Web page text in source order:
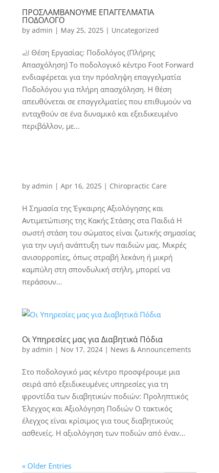
ΠΡΟΣΛΑΜΒΑΝΟΥΜΕ ΕΠΑΓΓΕΛΜΑΤΙΑ
ΠΟΔΟΛΟΓΟ
by admin | May 25, 2025| Uncategorized
🦶 Θέση Εργασίας: Ποδολόγος (Πλήρης
Απασχόληση) Το ποδολογικό κέντρο Foot Forward
ενδιαφέρεται για την πρόσληψη επαγγελματία
Ποδολόγου για πλήρη απασχόληση. Η θέση
απευθύνεται σε επαγγελματίες που επιθυμούν να
ενταχθούν σε ένα δυναμικό και εξειδικευμένο
περιβάλλον, με...
by admin | Apr 16, 2025| Chiropractic Care
Η Σημασία της Έγκαιρης Αξιολόγησης και
Αντιμετώπισης της Κακής Στάσης στα Παιδιά Η
σωστή στάση του σώματος είναι ζωτικής σημασίας
για την υγιή ανάπτυξη των παιδιών μας. Μικρές
ανισορροπίες, όπως στραβή λεκάνη ή μικρή
καμπύλη στη σπονδυλική στήλη, μπορεί να
περάσουν...
Οι Υπηρεσίες μας για Διαβητικά Πόδια
by admin | Nov 17, 2024| News & Announcements
Στο ποδολογικό μας κέντρο προσφέρουμε μια
σειρά από εξειδικευμένες υπηρεσίες για τη
φροντίδα των διαβητικών ποδιών: Προληπτικός
Έλεγχος και Αξιολόγηση Ποδιών Ο τακτικός
έλεγχος είναι κρίσιμος για τους διαβητικούς
ασθενείς. Η αξιολόγηση των ποδιών από έναν...
« Older Entries